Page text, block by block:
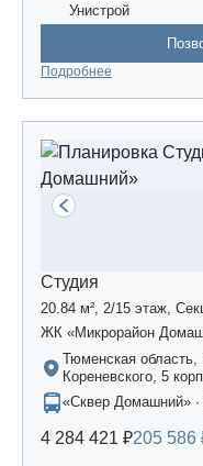
Унистрой
Подробнее
Студия
20.84 м², 2/15 этаж,
ЖК «Микрорайон
Тюменская
Кореневского, 5
«Сквер Домашний»
4 284 421 ₽205 586